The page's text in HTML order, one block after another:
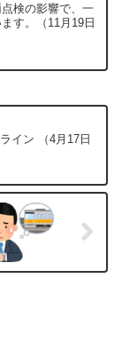
検の影響で、一
す。（11月19日
イン （4月17日